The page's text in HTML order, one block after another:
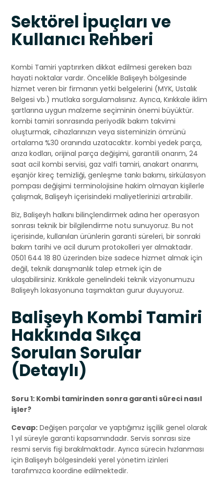
Sektörel İpuçları ve
Kullanıcı Rehberi
Kombi Tamiri yaptırırken dikkat edilmesi gereken bazı
hayati noktalar vardır. Öncelikle Balişeyh bölgesinde
hizmet veren bir firmanın yetki belgelerini (MYK, Ustalık
Belgesi vb.) mutlaka sorgulamalısınız. Ayrıca, Kırıkkale iklim
şartlarına uygun malzeme seçiminin önemi büyüktür.
kombi tamiri sonrasında periyodik bakım takvimi
oluşturmak, cihazlarınızın veya sisteminizin ömrünü
ortalama %30 oranında uzatacaktır. kombi yedek parça,
arıza kodları, orijinal parça değişimi, garantili onarım, 24
saat acil kombi servisi, gaz valfi tamiri, anakart onarımı,
eşanjör kireç temizliği, genleşme tankı bakımı, sirkülasyon
pompası değişimi terminolojisine hakim olmayan kişilerle
çalışmak, Balişeyh içerisindeki maliyetlerinizi artırabilir.
Biz, Balişeyh halkını bilinçlendirmek adına her operasyon
sonrası teknik bir bilgilendirme notu sunuyoruz. Bu not
içerisinde, kullanılan ürünlerin garanti süreleri, bir sonraki
bakım tarihi ve acil durum protokolleri yer almaktadır.
0501 644 18 80 üzerinden bize sadece hizmet almak için
değil, teknik danışmanlık talep etmek için de
ulaşabilirsiniz. Kırıkkale genelindeki teknik vizyonumuzu
Balişeyh lokasyonuna taşımaktan gurur duyuyoruz.
Balişeyh Kombi Tamiri
Hakkında Sıkça
Sorulan Sorular
(Detaylı)
Soru 1: Kombi tamirinden sonra garanti süreci nasıl
işler?
Cevap: Değişen parçalar ve yaptığımız işçilik genel olarak
1 yıl süreyle garanti kapsamındadır. Servis sonrası size
resmi servis fişi bırakılmaktadır. Ayrıca sürecin hızlanması
için Balişeyh bölgesindeki yerel yönetim izinleri
tarafımızca koordine edilmektedir.